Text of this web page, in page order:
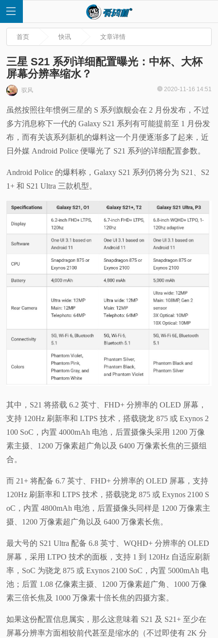
首
页
快
评
测
视
科
普
体
题
首页 快讯 文章详情
三星 S21 系列详细配置曝光：中杯、大杯
屏幕分辨率缩水？
驭风 2020-11-16 14:51
虽然按照往年惯例三星的 S 系列旗舰会在 2 月份发布，不过
多方消息称下一代的 Galaxy S21 系列有可能提前至 1 月份发
布，而有关该系列新机的爆料这一个月便逐渐多了起来，近
日外媒 Android Police 便曝光了 S21 系列的详细配置参数。
Android Police 的爆料称，Galaxy S21 系列仍将分为 S21、S2
1+ 和 S21 Ultra 三款机型。
其中，S21 将搭载 6.2 英寸、FHD+ 分辨率的 OLED 屏幕，
支持 120Hz 刷新率和 LTPS 技术，搭载骁龙 875 或 Exynos 2
100 SoC，内置 4000mAh 电池，后置摄像头采用 1200 万像
素主摄、1200 万像素超广角以及 6400 万像素长焦的三摄组
合。
而 21+ 将配备 6.7 英寸、FHD+ 分辨率的 OLED 屏幕，支持
120Hz 刷新率和 LTPS 技术，搭载骁龙 875 或 Exynos 2100 S
oC，内置 4800mAh 电池，后置摄像头同样是 1200 万像素主
摄、1200 万像素超广角以及 6400 万像素长焦。
最大号的 S21 Ultra 配备 6.8 英寸、WQHD+ 分辨率的 OLED
屏幕，采用 LTPO 技术的面板，支持 1 到 120Hz 自适应刷新
率，SoC 为骁龙 875 或 Exynos 2100 SoC，内置 5000mAh 电
池；后置 1.08 亿像素主摄、1200 万像素超广角、1000 万像
素三倍长焦及 1000 万像素十倍长焦的四摄方案。
如果这份配置信息属实，那么这意味着 S21 及 S21+ 至少在
屏幕分辨率方面相较前代甚至是缩水的（不过即使有 2K 分